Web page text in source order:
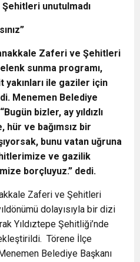
unutulmadı
Zaferi ve Şehitleri
sunma programı,
ile gaziler için
Menemen Belediye
bizler, ay yıldızlı
hür ve bağımsız bir
bunu vatan uğruna
ve gazilik
borçluyuz.” dedi.
Zaferi ve Şehitleri
dolayısıyla bir dizi
Yıldıztepe Şehitliği’nde
Törene İlçe
Belediye Başkanı